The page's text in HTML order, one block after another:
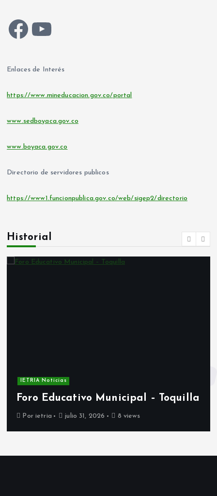
Facebook YouTube
Enlaces de Interés
https://www.mineducacion.gov.co/portal
www.sedboyaca.gov.co
www.boyaca.gov.co
Directorio de servidores publicos
https://www1.funcionpublica.gov.co/web/sigep2/directorio
Historial
IETRIA Noticias
Foro Educativo Municipal – Toquilla
Por ietria julio 31, 2026 8 views